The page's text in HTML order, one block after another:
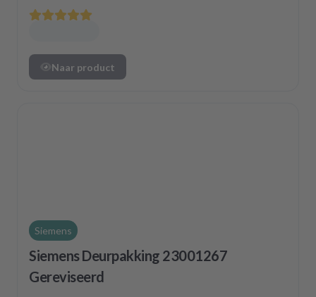
Naar product
Siemens
Siemens Deurpakking 23001267
Gereviseerd